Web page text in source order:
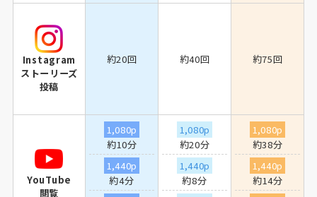
Instagram
ストーリーズ
投稿
約20回 約40回 約75回
YouTube
閲覧
1,080p
約10分
1,440p
約4分
1,080p
約20分
1,440p
約8分
1,080p
約38分
1,440p
約14分